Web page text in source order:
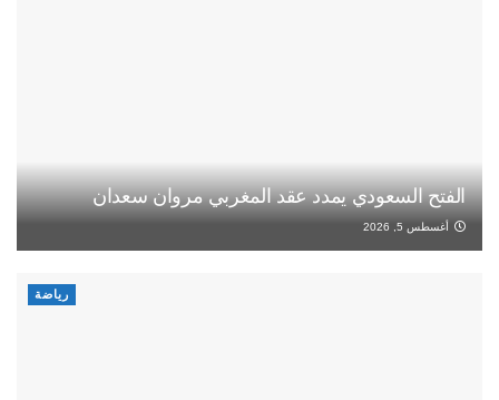
الفتح السعودي يمدد عقد المغربي مروان سعدان
أغسطس 5, 2026
رياضة